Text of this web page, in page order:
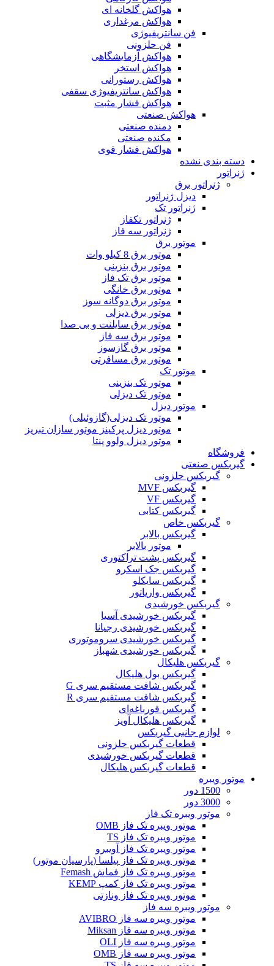
هواکش گلخانه ای
هواکش مرغداری
فن سانتریفیوژی
فن حلزونی
هواکش آزمایشگاهی
هواکش استخر
هواکش رستورانی
هواکش سانتریفیوژی سقفی
هواکش فشار مثبت
هواکش صنعتی
دمنده صنعتی
مکنده صنعتی
هواکش فشار قوی
دسته بندی نشده
ژنراتور
ژنراتور برق
دیزل ژنراتور
ژنراتور تک
ژنراتور تکفاز
ژنراتور سه فاز
موتور برق
موتور برق 8 کیلو وات
موتور برق بنزینی
موتور برق تک فاز
موتور برق خانگی
موتور برق دوگانه سوز
موتور برق دیزلی
موتور برق سایلنت و بی صدا
موتور برق سه فاز
موتور برق گازسوز
موتور برق مسافرتی
موتور تک
موتور تک بنزینی
موتور تک دیزلی
موتور دیزل
موتور تک دیزلی(گازوئیلی)
موتور دیزل پرکینز موتور سازان تبریز
موتور دیزل ولوو پنتا
فروشگاه
گیربکس صنعتی
گیربکس حلزونی
گیربکس MVF
گیربکس VF
گیربکس کتابی
گیربکس خاص
گيربکس بالابر
موتور بالابر
گیربکس پشت تراکتوری
گیربکس جک اسکرو
گیربکس سایکلو
گیربکس واریاتور
گیربکس خورشیدی
گیربکس خورشیدی آسیا
گیربکس خورشیدی رجیانا
گیربکس خورشیدی سروموتوری
گیربکس خورشیدی شهباز
گیربکس هلیکال
گیربکس بول هلیکال
گیربکس شافت مستقیم سری G
گیربکس شافت مستقیم سری R
گیربکس قورباغه‌ای
گیربکس هلیکال آویز
لوازم جانبی گیربکس
قطعات گيربکس حلزونی
قطعات گيربکس خورشيدی
قطعات گیربکس هلیکال
موتور ویبره
1500 دور
3000 دور
موتور ویبره تک فاز
موتور ویبره تک فاز OMB
موتور ویبره تک فاز TS
موتور ویبره تک فاز آویبرو
موتور ویبره تک فاز پیلسا (پارسیان موتور)
موتور ویبره تک فاز فماش Femash
موتور ویبره تک فاز کمپ KEMP
موتور ویبره تک فاز ونازتی
موتور ویبره سه فاز
موتور ویبره سه فاز AVIBRO
موتور ویبره سه فاز Miksan
موتور ویبره سه فاز OLI
موتور ویبره سه فاز OMB